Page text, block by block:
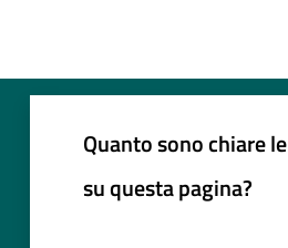
Quanto sono chiare
su questa pagina?